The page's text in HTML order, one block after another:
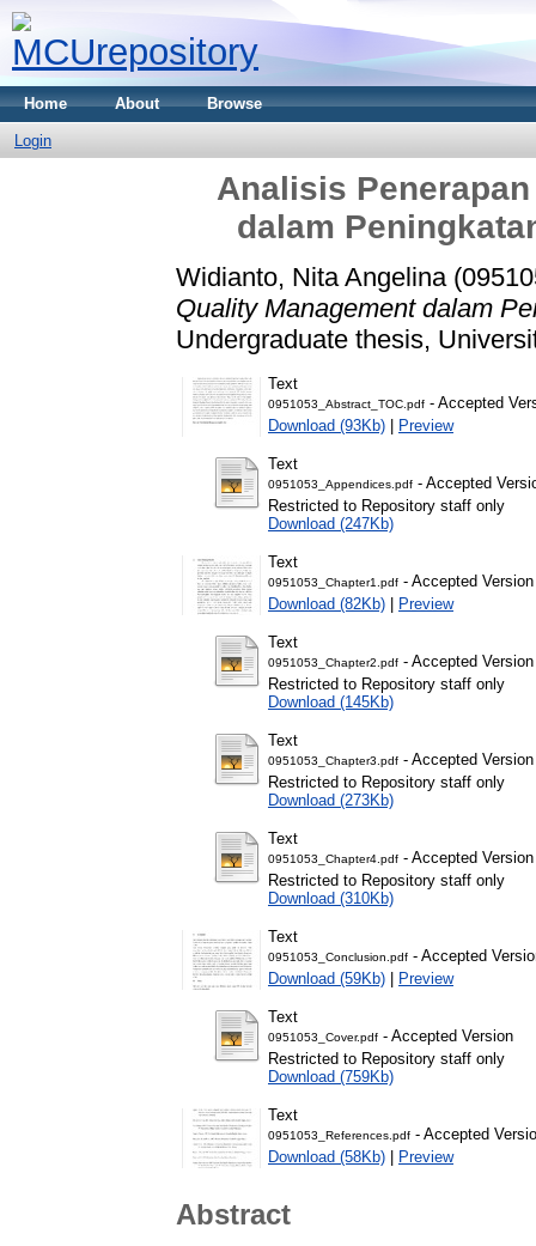
Home About Browse
Login
Analisis
dalam
Widianto, Nita Angelina
Quality Management dalam
Undergraduate thesis,
Text
0951053_Abstract_TOC.pdf - Accepted
Download (93Kb) | Preview
Text
0951053_Appendices.pdf - Accepted
Restricted to Repository staff only
Download (247Kb)
Text
0951053_Chapter1.pdf - Accepted Version
Download (82Kb) | Preview
Text
0951053_Chapter2.pdf - Accepted Version
Restricted to Repository staff only
Download (145Kb)
Text
0951053_Chapter3.pdf - Accepted Version
Restricted to Repository staff only
Download (273Kb)
Text
0951053_Chapter4.pdf - Accepted Version
Restricted to Repository staff only
Download (310Kb)
Text
0951053_Conclusion.pdf - Accepted
Download (59Kb) | Preview
Text
0951053_Cover.pdf - Accepted Version
Restricted to Repository staff only
Download (759Kb)
Text
0951053_References.pdf - Accepted
Download (58Kb) | Preview
Abstract